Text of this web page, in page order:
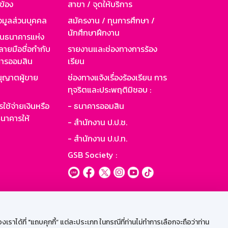
ได้ที่ "แถบคุกกี้” แต่ละประเภท ในกรณีที่ท่านไม่ทำการเลือกจะถือว่าท่าน
อง
มูลส่วนบุคคล
นาคารแห่ง
ายมือชื่อกำกับ
รออมสิน
ญาตผู้ขาย
ช้จ่ายเงินหรือ
คารให้
สาขา / จุดให้บริการ
สมัครงาน / ทุนการศึกษา /
นักศึกษาฝึกงาน
รายงานและช่องทางการร้อง
เรียน
ช่องทางแจ้งเรื่องร้องเรียน การ
ทุจริตและประพฤติมิชอบ :
- ธนาคารออมสิน
- สำนักงาน ป.ป.ช.
- สำนักงาน ป.ป.ท.
GSB Society :